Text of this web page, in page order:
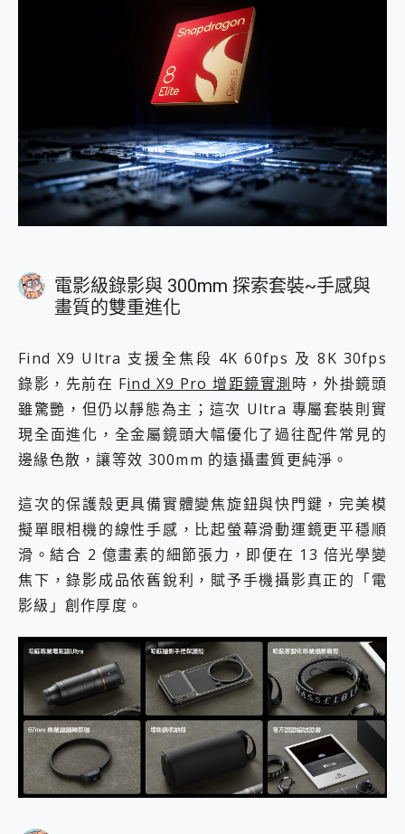
電影級錄影與 300mm 探索套裝~手感與
畫質的雙重進化
Find X9 Ultra 支援全焦段 4K 60fps 及 8K 30fps
錄影，先前在 Find X9 Pro 增距鏡實測時，外掛鏡頭
雖驚艷，但仍以靜態為主；這次 Ultra 專屬套裝則實
現全面進化，全金屬鏡頭大幅優化了過往配件常見的
邊緣色散，讓等效 300mm 的遠攝畫質更純淨。
這次的保護殼更具備實體變焦旋鈕與快門鍵，完美模
擬單眼相機的線性手感，比起螢幕滑動運鏡更平穩順
滑。結合 2 億畫素的細節張力，即便在 13 倍光學變
焦下，錄影成品依舊銳利，賦予手機攝影真正的「電
影級」創作厚度。